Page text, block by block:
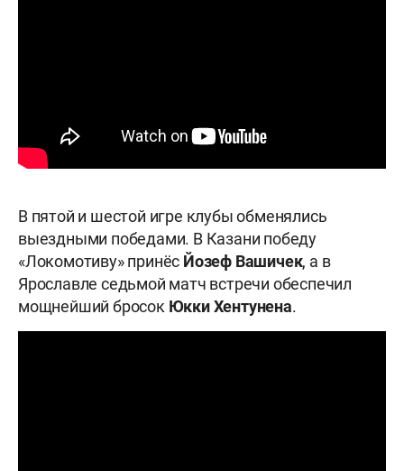
В пятой и шестой игре клубы обменялись
выездными победами. В Казани победу
«Локомотиву» принёс Йозеф Вашичек, а в
Ярославле седьмой матч встречи обеспечил
мощнейший бросок Юкки Хентунена.